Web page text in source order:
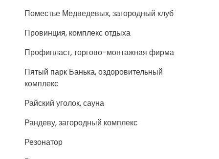
Поместье Медведевых, загородный клуб
Провинция, комплекс отдыха
Профипласт, торгово-монтажная фирма
Пятый парк Банька, оздоровительный
комплекс
Райский уголок, сауна
Рандеву, загородный комплекс
Резонатор